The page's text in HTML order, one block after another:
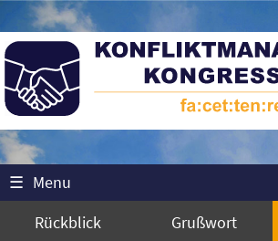
☰ Menu
Rückblick
Grußwort